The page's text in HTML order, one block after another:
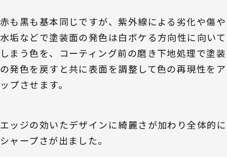
赤も黒も基本同じですが、紫外線による劣化や傷や
水垢などで塗装面の発色は白ボケる方向性に向いて
しまう色を、コーティング前の磨き下地処理で塗装
の発色を戻すと共に表面を調整して色の再現性をア
ップさせます。
エッジの効いたデザインに綺麗さが加わり全体的に
シャープさが出ました。